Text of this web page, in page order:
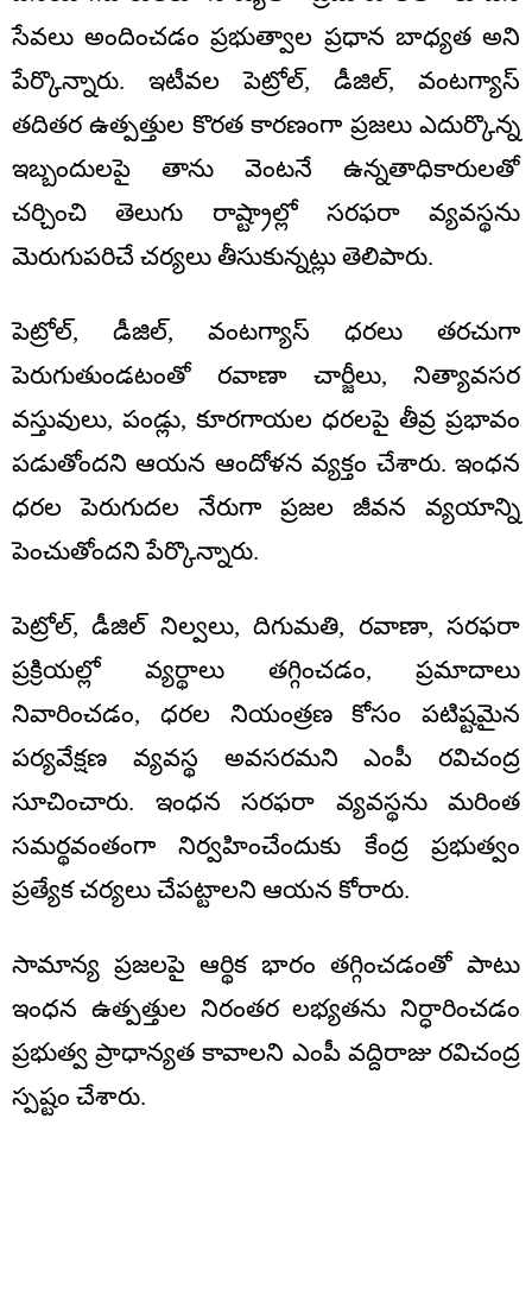
సేవలు అందించడం ప్రభుత్వాల ప్రధాన బాధ్యత అని
పేర్కొన్నారు. ఇటీవల పెట్రోల్, డీజిల్, వంటగ్యాస్
తదితర ఉత్పత్తుల కొరత కారణంగా ప్రజలు ఎదుర్కొన్న
ఇబ్బందులపై తాను వెంటనే ఉన్నతాధికారులతో
చర్చించి తెలుగు రాష్ట్రాల్లో సరఫరా వ్యవస్థను
మెరుగుపరిచే చర్యలు తీసుకున్నట్లు తెలిపారు.
పెట్రోల్, డీజిల్, వంటగ్యాస్ ధరలు తరచుగా
పెరుగుతుండటంతో రవాణా చార్జీలు, నిత్యావసర
వస్తువులు, పండ్లు, కూరగాయల ధరలపై తీవ్ర ప్రభావం
పడుతోందని ఆయన ఆందోళన వ్యక్తం చేశారు. ఇంధన
ధరల పెరుగుదల నేరుగా ప్రజల జీవన వ్యయాన్ని
పెంచుతోందని పేర్కొన్నారు.
పెట్రోల్, డీజిల్ నిల్వలు, దిగుమతి, రవాణా, సరఫరా
ప్రక్రియల్లో వ్యర్థాలు తగ్గించడం, ప్రమాదాలు
నివారించడం, ధరల నియంత్రణ కోసం పటిష్టమైన
పర్యవేక్షణ వ్యవస్థ అవసరమని ఎంపీ రవిచంద్ర
సూచించారు. ఇంధన సరఫరా వ్యవస్థను మరింత
సమర్థవంతంగా నిర్వహించేందుకు కేంద్ర ప్రభుత్వం
ప్రత్యేక చర్యలు చేపట్టాలని ఆయన కోరారు.
సామాన్య ప్రజలపై ఆర్థిక భారం తగ్గించడంతో పాటు
ఇంధన ఉత్పత్తుల నిరంతర లభ్యతను నిర్ధారించడం
ప్రభుత్వ ప్రాధాన్యత కావాలని ఎంపీ వద్దిరాజు రవిచంద్ర
స్పష్టం చేశారు.